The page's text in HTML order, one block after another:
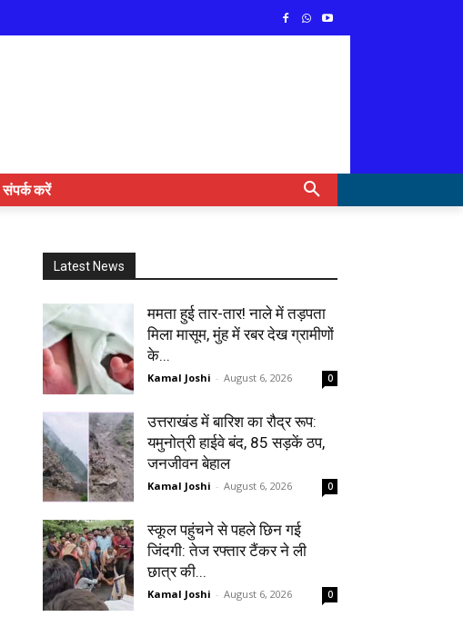
संपर्क करें
Latest News
ममता हुई तार-तार! नाले में तड़पता
मिला मासूम, मुंह में रबर देख ग्रामीणों
के...
Kamal Joshi - August 6, 2026 0
उत्तराखंड में बारिश का रौद्र रूप:
यमुनोत्री हाईवे बंद, 85 सड़कें ठप,
जनजीवन बेहाल
Kamal Joshi - August 6, 2026 0
स्कूल पहुंचने से पहले छिन गई
जिंदगी: तेज रफ्तार टैंकर ने ली
छात्र की...
Kamal Joshi - August 6, 2026 0